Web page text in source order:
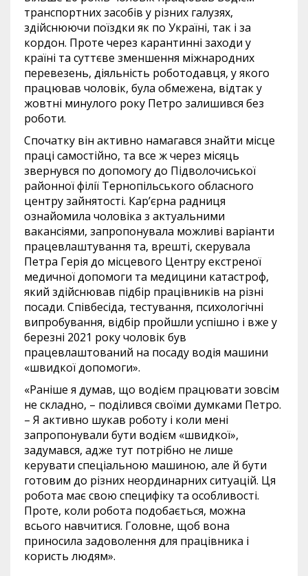
транспортних засобів у різних галузях,
здійснюючи поїздки як по Україні, так і за
кордон. Проте через карантинні заходи у
країні та суттєве зменшення міжнародних
перевезень, діяльність роботодавця, у якого
працював чоловік, була обмежена, відтак у
жовтні минулого року Петро залишився без
роботи.
Спочатку він активно намагався знайти місце
праці самостійно, та все ж через місяць
звернувся по допомогу до Підволочиської
районної філії Тернопільського обласного
центру зайнятості. Кар’єрна радниця
ознайомила чоловіка з актуальними
вакансіями, запропонувала можливі варіанти
працевлаштування та, врешті, скерувала
Петра Герія до місцевого Центру екстреної
медичної допомоги та медицини катастроф,
який здійснював підбір працівників на різні
посади. Співбесіда, тестування, психологічні
випробування, відбір пройшли успішно і вже у
березні 2021 року чоловік був
працевлаштований на посаду водія машини
«швидкої допомоги».
«Раніше я думав, що водієм працювати зовсім
не складно, – поділився своїми думками Петро.
– Я активно шукав роботу і коли мені
запропонували бути водієм «швидкої»,
задумався, адже тут потрібно не лише
керувати спеціальною машиною, але й бути
готовим до різних неординарних ситуацій. Ця
робота має свою специфіку та особливості.
Проте, коли робота подобається, можна
всього навчитися. Головне, щоб вона
приносила задоволення для працівника і
користь людям».